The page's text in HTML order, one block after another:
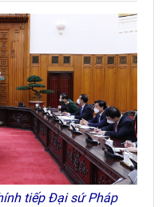
tiếp Đại sứ Pháp